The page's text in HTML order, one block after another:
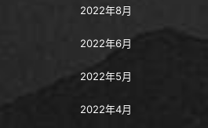
2022年8月
2022年6月
2022年5月
2022年4月